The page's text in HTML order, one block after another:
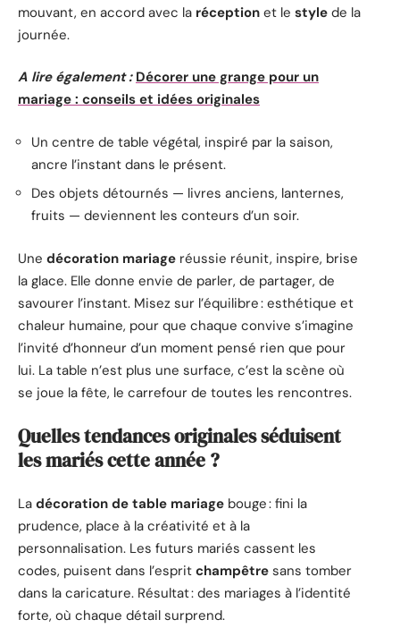
mouvant, en accord avec la réception et le style de la
journée.
A lire également : Décorer une grange pour un
mariage : conseils et idées originales
Un centre de table végétal, inspiré par la saison,
ancre l’instant dans le présent.
Des objets détournés — livres anciens, lanternes,
fruits — deviennent les conteurs d’un soir.
Une décoration mariage réussie réunit, inspire, brise
la glace. Elle donne envie de parler, de partager, de
savourer l’instant. Misez sur l’équilibre : esthétique et
chaleur humaine, pour que chaque convive s’imagine
l’invité d’honneur d’un moment pensé rien que pour
lui. La table n’est plus une surface, c’est la scène où
se joue la fête, le carrefour de toutes les rencontres.
Quelles tendances originales séduisent
les mariés cette année ?
La décoration de table mariage bouge : fini la
prudence, place à la créativité et à la
personnalisation. Les futurs mariés cassent les
codes, puisent dans l’esprit champêtre sans tomber
dans la caricature. Résultat : des mariages à l’identité
forte, où chaque détail surprend.